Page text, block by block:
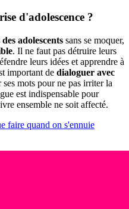
d'adolescence ?
adolescents sans se moquer,
. Il ne faut pas détruire leurs
leurs idées et apprendre à
important de dialoguer avec
mots pour ne pas irriter la
est indispensable pour
ensemble ne soit affecté.
faire quand on s'ennuie